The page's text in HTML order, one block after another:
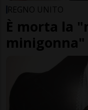
REGNO UNITO
È morta la
minigonna"